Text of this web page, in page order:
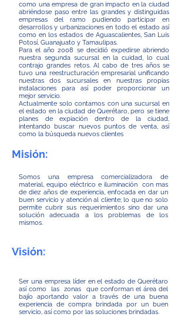
como una empresa de gran impacto en la ciudad
abriéndose paso entre las grandes y distinguidas
empresas del ramo pudiendo participar en
desarrollos y urbanizaciones en todo el estado así
como en los estados de Aguascalientes, San Luis
Potosí, Guanajuato y Tamaulipas.
Para el año 2008 se decidió expedirse abriendo
nuestra segunda sucursal en la cuidad, lo cual
contrajo grandes retos. Al cabo de tres años se
tuvo una reestructuración empresarial unificando
nuestras dos sucursales en nuestras propias
instalaciones para así poder proporcionar un
mejor servicio.
Actualmente solo contamos con una sucursal en
el estado en la ciudad de Querétaro, pero se tiene
planes de expiación dentro de la ciudad,
intentando buscar nuevos puntos de venta, así
como la búsqueda nuevos clientes
Misión:
Somos una empresa comercializadora de
material, equipo eléctrico e iluminación con mas
de diez años de experiencia, enfocada en dar un
buen servicio y atención al cliente; lo que no solo
permite cubrir sus requerimientos sino dar una
solución adecuada a los problemas de los
mismos.
Visión:
Ser una empresa líder en el estado de Querétaro
así como las zonas que conforman el área del
bajío aportando valor a través de una buena
experiencia de compra brindada por un buen
servicio, así como por las soluciones brindadas.